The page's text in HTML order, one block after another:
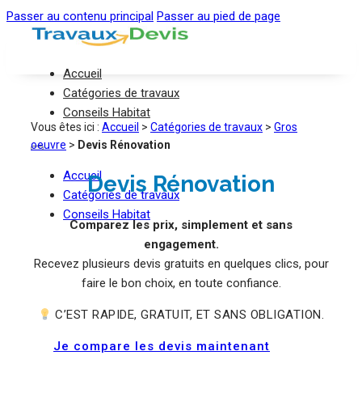
Passer au contenu principal Passer au pied de page
Accueil
Catégories de travaux
Conseils Habitat
Accueil
Catégories de travaux
Conseils Habitat
Vous êtes ici : Accueil > Catégories de travaux > Gros
oeuvre > Devis Rénovation
Devis Rénovation
Comparez les prix, simplement et sans
engagement.
Recevez plusieurs devis gratuits en quelques clics, pour
faire le bon choix, en toute confiance.
C’EST RAPIDE, GRATUIT, ET SANS OBLIGATION.
Je compare les devis maintenant